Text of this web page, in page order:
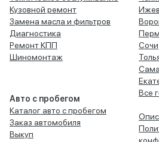
Кузовной ремонт
Замена масла и фильтров
Диагностика
Ремонт КПП
Шиномонтаж
Авто с пробегом
Каталог авто с пробегом
Заказ автомобиля
Выкуп
Сочи
Все